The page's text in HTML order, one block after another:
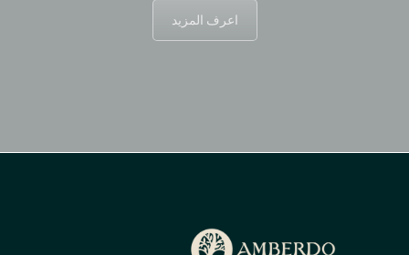
اعرف المزيد